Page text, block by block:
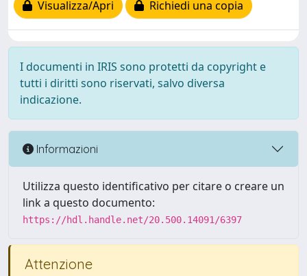
Visualizza/Apri
Richiedi una copia
I documenti in IRIS sono protetti da copyright e
tutti i diritti sono riservati, salvo diversa
indicazione.
Informazioni
Utilizza questo identificativo per citare o creare un
link a questo documento:
https://hdl.handle.net/20.500.14091/6397
Attenzione